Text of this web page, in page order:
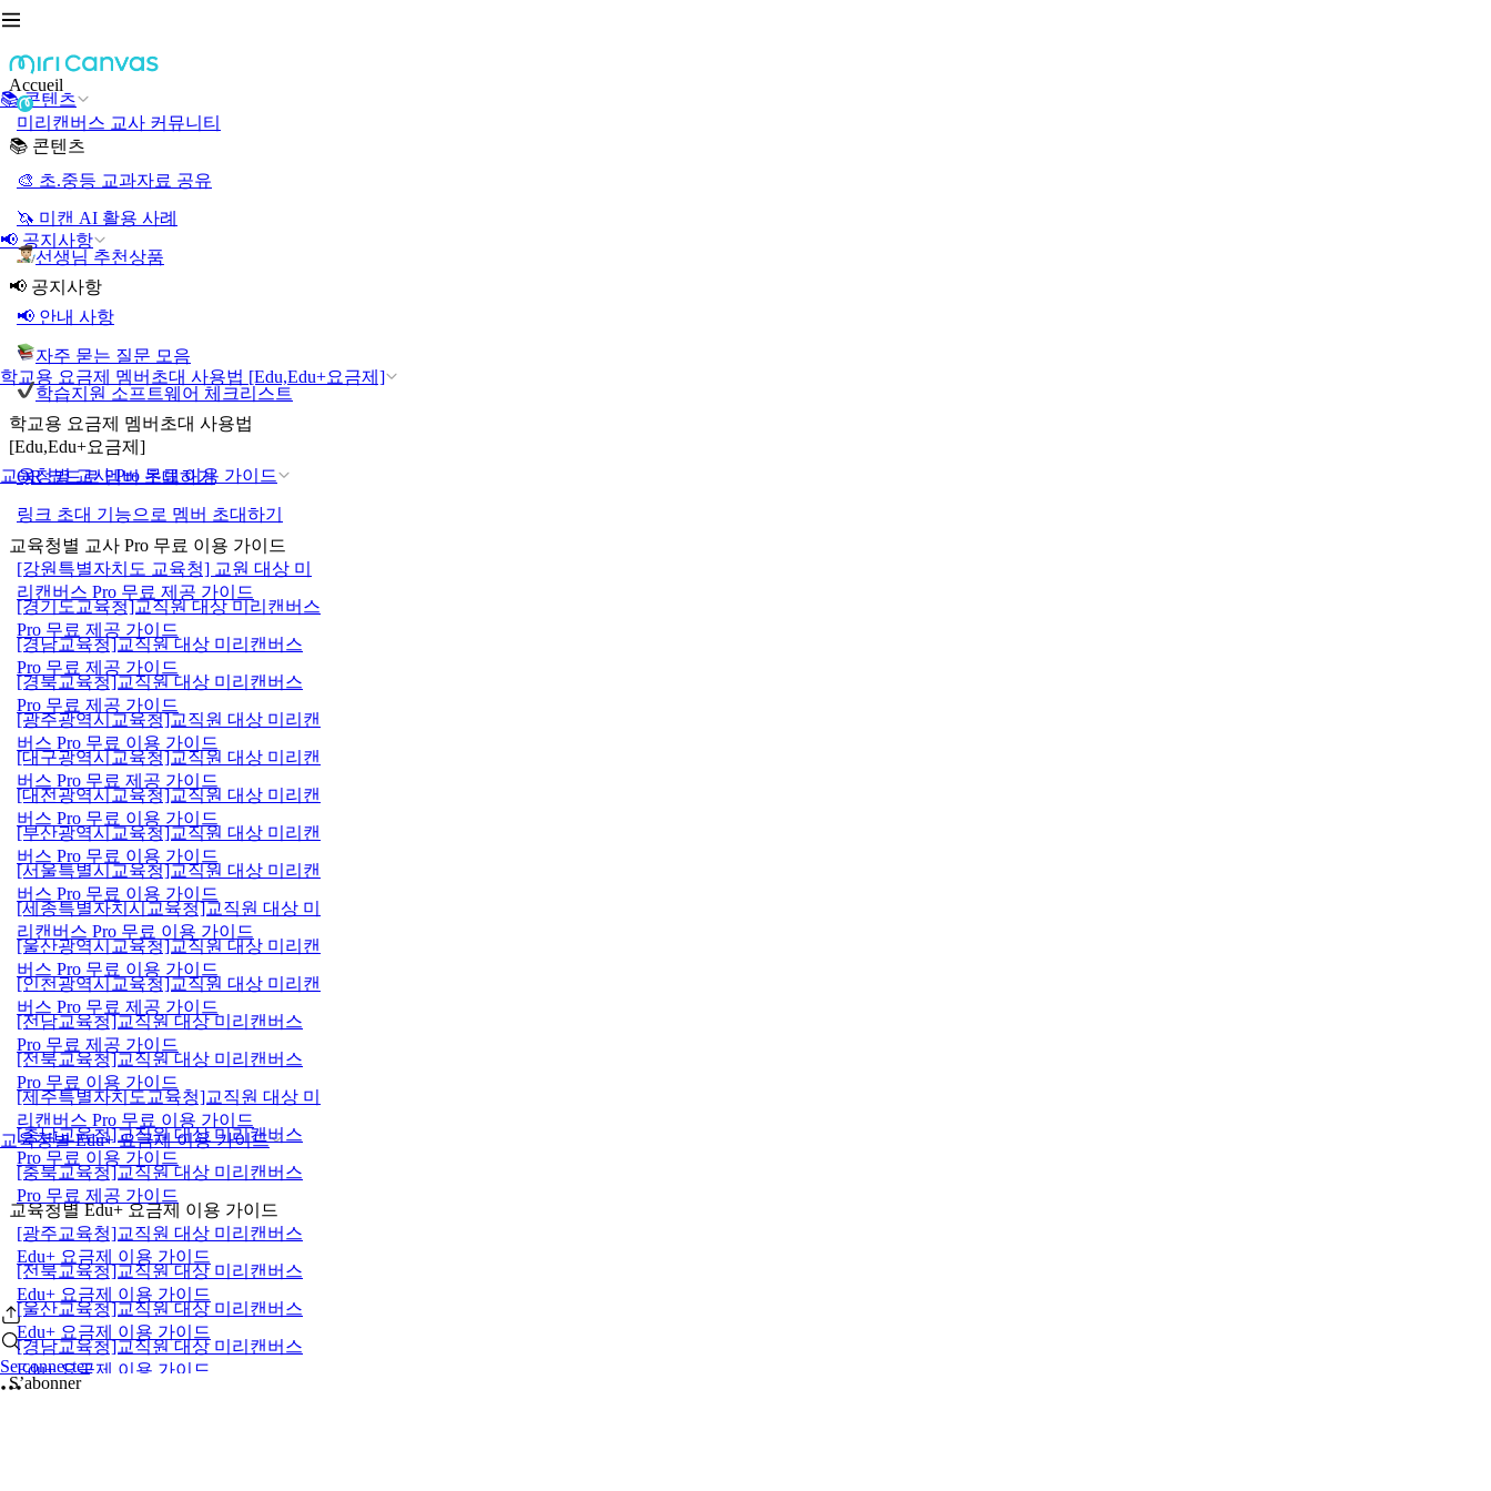
📚 콘텐츠
📢 공지사항
학교용 요금제 멤버초대 사용법 [Edu,Edu+요금제]
교육청별 교사 Pro 무료 이용 가이드
교육청별 Edu+ 요금제 이용 가이드
Se connecter
Accueil
미리캔버스 교사 커뮤니티
📚 콘텐츠
🎨 초.중등 교과자료 공유
🦄 미캔 AI 활용 사례
선생님 추천상품
📢 공지사항
📢 안내 사항
자주 묻는 질문 모음
학습지원 소프트웨어 체크리스트
학교용 요금제 멤버초대 사용법
[Edu,Edu+요금제]
QR 코드로 멤버 초대하기
링크 초대 기능으로 멤버 초대하기
교육청별 교사 Pro 무료 이용 가이드
[강원특별자치도 교육청] 교원 대상 미
리캔버스 Pro 무료 제공 가이드
[경기도교육청]교직원 대상 미리캔버스
Pro 무료 제공 가이드
[경남교육청]교직원 대상 미리캔버스
Pro 무료 제공 가이드
[경북교육청]교직원 대상 미리캔버스
Pro 무료 제공 가이드
[광주광역시교육청]교직원 대상 미리캔
버스 Pro 무료 이용 가이드
[대구광역시교육청]교직원 대상 미리캔
버스 Pro 무료 제공 가이드
[대전광역시교육청]교직원 대상 미리캔
버스 Pro 무료 이용 가이드
[부산광역시교육청]교직원 대상 미리캔
버스 Pro 무료 이용 가이드
[서울특별시교육청]교직원 대상 미리캔
버스 Pro 무료 이용 가이드
[세종특별자치시교육청]교직원 대상 미
리캔버스 Pro 무료 이용 가이드
[울산광역시교육청]교직원 대상 미리캔
버스 Pro 무료 이용 가이드
[인천광역시교육청]교직원 대상 미리캔
버스 Pro 무료 제공 가이드
[전남교육청]교직원 대상 미리캔버스
Pro 무료 제공 가이드
[전북교육청]교직원 대상 미리캔버스
Pro 무료 이용 가이드
[제주특별자치도교육청]교직원 대상 미
리캔버스 Pro 무료 이용 가이드
[충남교육청]교직원 대상 미리캔버스
Pro 무료 이용 가이드
[충북교육청]교직원 대상 미리캔버스
Pro 무료 제공 가이드
교육청별 Edu+ 요금제 이용 가이드
[광주교육청]교직원 대상 미리캔버스
Edu+ 요금제 이용 가이드
[전북교육청]교직원 대상 미리캔버스
Edu+ 요금제 이용 가이드
[울산교육청]교직원 대상 미리캔버스
Edu+ 요금제 이용 가이드
[경남교육청]교직원 대상 미리캔버스
Edu+ 요금제 이용 가이드
S’abonner